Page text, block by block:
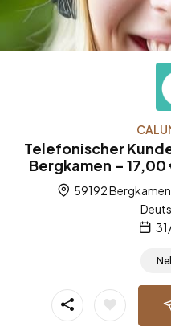
Telefonischer
Bergkamen –
59192